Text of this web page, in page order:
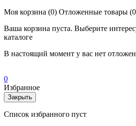
Моя корзина (0) Отложенные товары
Ваша корзина пуста. Выберите
каталоге
В настоящий момент у вас нет
0
Избранное
Закрыть
Список избранного пуст